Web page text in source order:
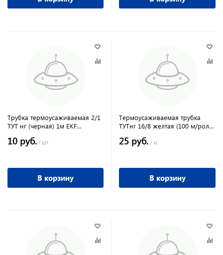
Трубка термоусаживаемая 2/1
ТУТ нг (черная) 1м EKF
10 руб. / шт
В корзину
Термоусаживаемая трубка
ТУТнг 16/8 желтая (100 м/ролл)
25 руб. / м
В корзину